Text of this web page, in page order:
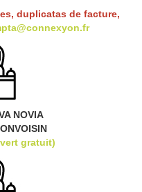
duplicatas de facture,
NOVIA
vert gratuit)